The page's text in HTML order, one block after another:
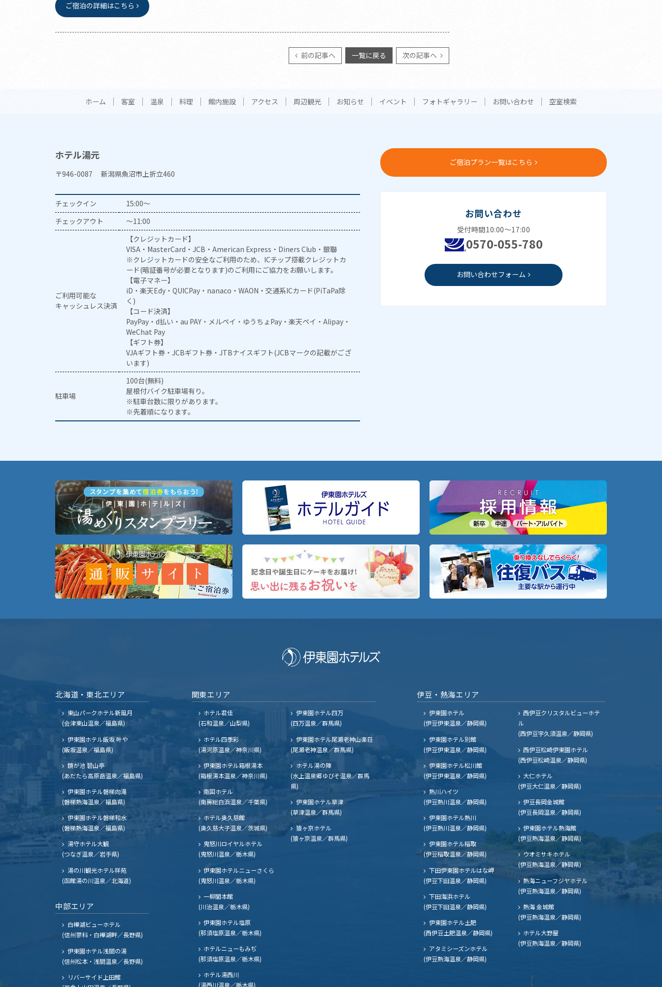
ご宿泊の詳細はこちら
前の記事へ 一覧に戻る 次の記事へ
ホーム 客室 温泉 料理 館内施設 アクセス 周辺観光 お知らせ イベント フォトギャラリー お問い合わせ 空室検索
ホテル湯元
〒946-0087 新潟県魚沼市上折立460
チェックイン
15:00～
チェックアウト
～11:00
ご利用可能な
キャッシュレス決済
【クレジットカード】
VISA・MasterCard・JCB・American Express・Diners Club・銀聯
※クレジットカードの安全なご利用のため、ICチップ搭載クレジットカ
ード(暗証番号が必要となります)のご利用にご協力をお願いします。
【電子マネー】
iD・楽天Edy・QUICPay・nanaco・WAON・交通系ICカード(PiTaPa除
く)
【コード決済】
PayPay・d払い・au PAY・メルペイ・ゆうちょPay・楽天ペイ・Alipay・
WeChat Pay
【ギフト券】
VJAギフト券・JCBギフト券・JTBナイスギフト(JCBマークの記載がござ
います)
駐車場
100台(無料)
屋根付バイク駐車場有り。
※駐車台数に限りがあります。
※先着順になります。
ご宿泊プラン一覧はこちら
お問い合わせ
受付時間10:00～17:00
0570-055-780
お問い合わせフォーム
北海道・東北エリア
東山パークホテル新風月
(会津東山温泉／福島県)
伊東園ホテル飯坂 叶や
(飯坂温泉／福島県)
鏡が池 碧山亭
(あだたら高原岳温泉／福島県)
伊東園ホテル磐梯向滝
(磐梯熱海温泉／福島県)
伊東園ホテル磐梯和水
(磐梯熱海温泉／福島県)
湯守ホテル大観
(つなぎ温泉／岩手県)
湯の川観光ホテル祥苑
(函館湯の川温泉／北海道)
中部エリア
白樺湖ビューホテル
(信州蓼科・白樺湖畔／長野県)
伊東園ホテル浅間の湯
(信州松本・浅間温泉／長野県)
リバーサイド上田館
関東エリア
ホテル君佳
(石和温泉／山梨県)
ホテル四季彩
(湯河原温泉／神奈川県)
伊東園ホテル箱根湯本
(箱根湯本温泉／神奈川県)
南国ホテル
(南房総白浜温泉／千葉県)
ホテル奥久慈館
(奥久慈大子温泉／茨城県)
鬼怒川ロイヤルホテル
(鬼怒川温泉／栃木県)
伊東園ホテルニューさくら
(鬼怒川温泉／栃木県)
一柳閣本館
(川治温泉／栃木県)
伊東園ホテル塩原
(那須塩原温泉／栃木県)
ホテルニューもみぢ
(那須塩原温泉／栃木県)
ホテル湯西川
(湯西川温泉／栃木県)
伊東園ホテル四万
(四万温泉／群馬県)
伊東園ホテル尾瀬老神山楽荘
(尾瀬老神温泉／群馬県)
ホテル湯の陣
(水上温泉郷ゆびそ温泉／群馬
県)
伊東園ホテル草津
(草津温泉／群馬県)
猿ヶ京ホテル
(猿ヶ京温泉／群馬県)
伊豆・熱海エリア
伊東園ホテル
(伊豆伊東温泉／静岡県)
伊東園ホテル別館
(伊豆伊東温泉／静岡県)
伊東園ホテル松川館
(伊豆伊東温泉／静岡県)
熱川ハイツ
(伊豆熱川温泉／静岡県)
伊東園ホテル熱川
(伊豆熱川温泉／静岡県)
伊東園ホテル稲取
(伊豆稲取温泉／静岡県)
下田伊東園ホテルはな岬
(伊豆下田温泉／静岡県)
下田海浜ホテル
(伊豆下田温泉／静岡県)
伊東園ホテル土肥
(西伊豆土肥温泉／静岡県)
西伊豆クリスタルビューホテ
ル
(西伊豆宇久須温泉／静岡県)
西伊豆松崎伊東園ホテル
(西伊豆松崎温泉／静岡県)
大仁ホテル
(伊豆大仁温泉／静岡県)
伊豆長岡金城館
(伊豆長岡温泉／静岡県)
伊東園ホテル熱海館
(伊豆熱海温泉／静岡県)
ウオミサキホテル
(伊豆熱海温泉／静岡県)
熱海ニューフジヤホテル
(伊豆熱海温泉／静岡県)
熱海 金城館
(伊豆熱海温泉／静岡県)
ホテル大野屋
(伊豆熱海温泉／静岡県)
アタミシーズンホテル
(伊豆熱海温泉／静岡県)